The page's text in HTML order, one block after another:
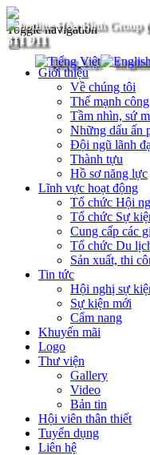
311 911
Toggle navigation
Giới thiệu
Về chúng tôi
Thế mạnh
Tầm nhìn, sứ
Những dấu ấn
Đội ngũ lãnh
Thành tựu
Hồ sơ năng lực
Lĩnh vực hoạt động
Tổ chức Hội
Tổ chức Sự
Cung cấp các
Tổ chức Du
Sản xuất, thi
Tin tức
Hội nghị sự
Sự kiện mới
Cẩm nang
Khuyến mãi
Logo
Thư viện
Gallery
Video
Bản tin
Hội viên thân thiết
Tuyển dụng
Liên hệ